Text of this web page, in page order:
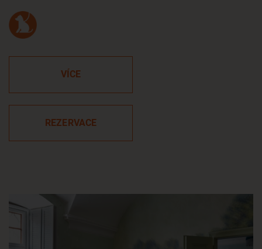
VÍCE
REZERVACE